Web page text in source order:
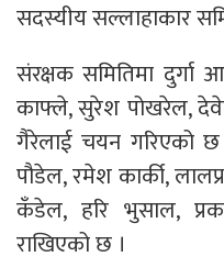
सदस्यीय सल्लाहाकार
संरक्षक समितिमा दुर्गा
काफ्ले, सुरेश पोखरेल,
गैरेलाई चयन गरिएको
पौडेल, रमेश कार्की,
कँडेल, हरि भुसाल,
राखिएको छ ।